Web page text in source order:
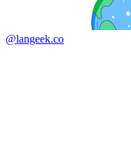
@langeek.co